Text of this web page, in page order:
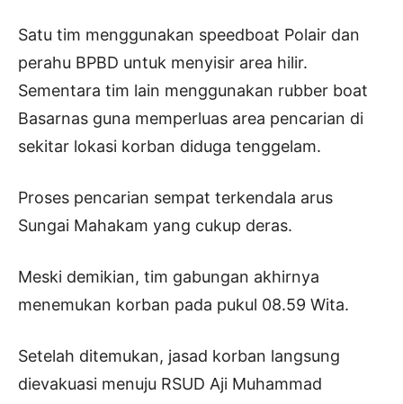
Satu tim menggunakan speedboat Polair dan
perahu BPBD untuk menyisir area hilir.
Sementara tim lain menggunakan rubber boat
Basarnas guna memperluas area pencarian di
sekitar lokasi korban diduga tenggelam.
Proses pencarian sempat terkendala arus
Sungai Mahakam yang cukup deras.
Meski demikian, tim gabungan akhirnya
menemukan korban pada pukul 08.59 Wita.
Setelah ditemukan, jasad korban langsung
dievakuasi menuju RSUD Aji Muhammad